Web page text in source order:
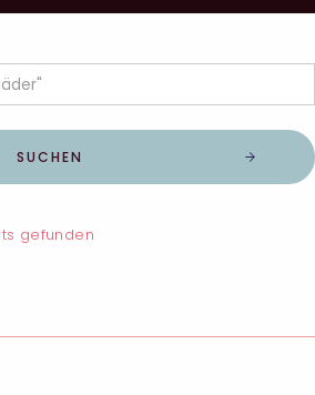
gefunden